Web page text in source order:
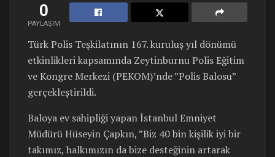
0
PAYLAŞIM
Türk Polis Teşkilatının 167. kuruluş yıl dönümü
etkinlikleri kapsamında Zeytinburnu Polis Eğitim
ve Kongre Merkezi (PEKOM)’nde ”Polis Balosu”
gerçekleştirildi.
Baloya ev sahipliği yapan İstanbul Emniyet
Müdürü Hüseyin Çapkın, ”Biz 40 bin kişilik iyi bir
takımız, halkımızın da bize desteğinin artarak